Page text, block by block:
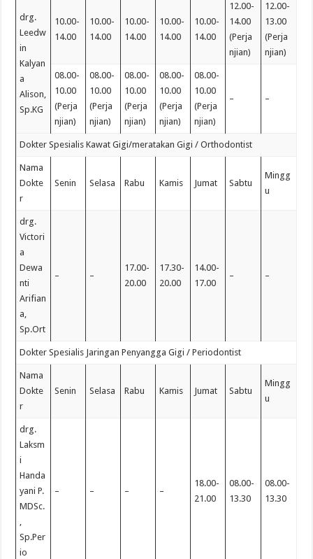
drg.
Leedw
in
Kalyan
a
Alison,
Sp.KG
10.00-
14.00
10.00-
14.00
10.00-
14.00
10.00-
14.00
10.00-
14.00
12.00-
14.00
(Perja
njian)
12.00-
13.00
(Perja
njian)
08.00-
10.00
(Perja
njian)
08.00-
10.00
(Perja
njian)
08.00-
10.00
(Perja
njian)
08.00-
10.00
(Perja
njian)
08.00-
10.00
(Perja
njian)
– –
Dokter Spesialis Kawat Gigi/meratakan Gigi / Orthodontist
Nama
Dokte
r
Senin Selasa Rabu Kamis Jumat Sabtu
Mingg
u
drg.
Victori
a
Dewa
nti
Arifian
a,
Sp.Ort
– –
17.00-
20.00
17.30-
20.00
14.00-
17.00
– –
Dokter Spesialis Jaringan Penyangga Gigi / Periodontist
Nama
Dokte
r
Senin Selasa Rabu Kamis Jumat Sabtu
Mingg
u
drg.
Laksm
i
Handa
yani P.
MDSc.
,
Sp.Per
io
– – – –
18.00-
21.00
08.00-
13.30
08.00-
13.30